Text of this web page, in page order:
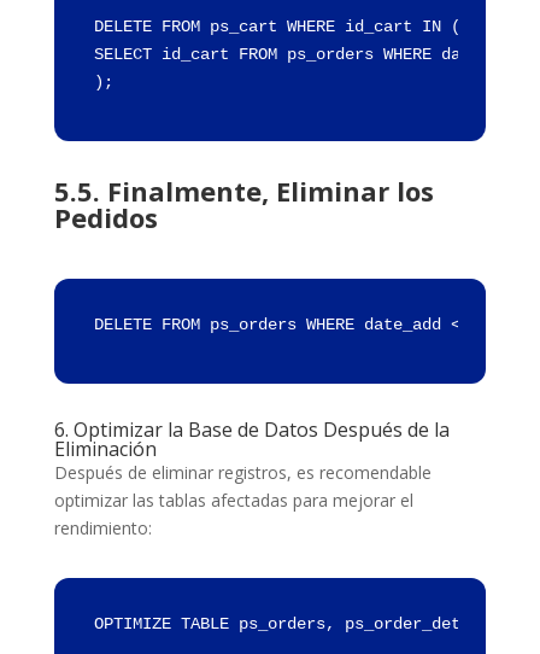
DELETE FROM ps_cart WHERE id_cart IN (
SELECT id_cart FROM ps_orders WHERE date_add
);
5.5. Finalmente, Eliminar los
Pedidos
DELETE FROM ps_orders WHERE date_add < NOW()
6. Optimizar la Base de Datos Después de la
Eliminación
Después de eliminar registros, es recomendable
optimizar las tablas afectadas para mejorar el
rendimiento:
OPTIMIZE TABLE ps_orders, ps_order_detail,